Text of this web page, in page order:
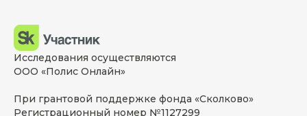
Исследования осуществляются
ООО «Полис Онлайн»
При грантовой поддержке фонда «Сколково»
Регистрационный номер №1127299